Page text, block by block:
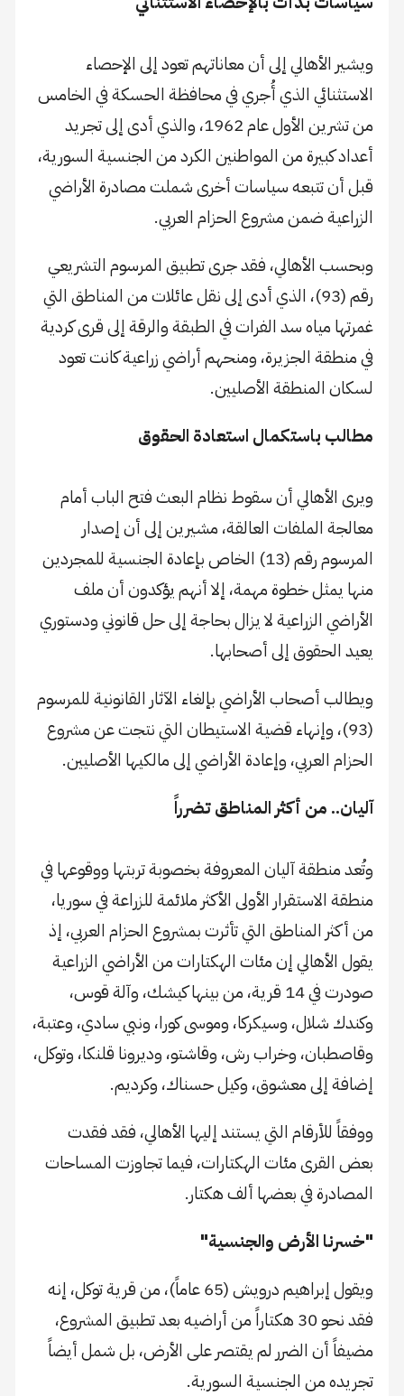
ويشير الأهالي إلى أن معاناتهم تعود إلى الإحصاء
الاستثنائي الذي أُجري في محافظة الحسكة في الخامس
من تشرين الأول عام 1962، والذي أدى إلى تجريد
أعداد كبيرة من المواطنين الكرد من الجنسية السورية،
قبل أن تتبعه سياسات أخرى شملت مصادرة الأراضي
الزراعية ضمن مشروع الحزام العربي.
وبحسب الأهالي، فقد جرى تطبيق المرسوم التشريعي
رقم (93)، الذي أدى إلى نقل عائلات من المناطق التي
غمرتها مياه سد الفرات في الطبقة والرقة إلى قرى كردية
في منطقة الجزيرة، ومنحهم أراضي زراعية كانت تعود
لسكان المنطقة الأصليين.
مطالب باستكمال استعادة الحقوق
ويرى الأهالي أن سقوط نظام البعث فتح الباب أمام
معالجة الملفات العالقة، مشيرين إلى أن إصدار
المرسوم رقم (13) الخاص بإعادة الجنسية للمجردين
منها يمثل خطوة مهمة، إلا أنهم يؤكدون أن ملف
الأراضي الزراعية لا يزال بحاجة إلى حل قانوني ودستوري
يعيد الحقوق إلى أصحابها.
ويطالب أصحاب الأراضي بإلغاء الآثار القانونية للمرسوم
(93)، وإنهاء قضية الاستيطان التي نتجت عن مشروع
الحزام العربي، وإعادة الأراضي إلى مالكيها الأصليين.
آليان.. من أكثر المناطق تضرراً
وتُعد منطقة آليان المعروفة بخصوبة تربتها ووقوعها في
منطقة الاستقرار الأولى الأكثر ملائمة للزراعة في سوريا،
من أكثر المناطق التي تأثرت بمشروع الحزام العربي، إذ
يقول الأهالي إن مئات الهكتارات من الأراضي الزراعية
صودرت في 14 قرية، من بينها كيشك، وآلة قوس،
وكندك شلال، وسيكركا، وموسى كورا، ونبي سادي، وعتبة،
وقاصطبان، وخراب رش، وقاشتو، وديرونا قلنكا، وتوكل،
إضافة إلى معشوق، وكيل حسناك، وكرديم.
ووفقاً للأرقام التي يستند إليها الأهالي، فقد فقدت
بعض القرى مئات الهكتارات، فيما تجاوزت المساحات
المصادرة في بعضها ألف هكتار.
"خسرنا الأرض والجنسية"
ويقول إبراهيم درويش (65 عاماً)، من قرية توكل، إنه
فقد نحو 30 هكتاراً من أراضيه بعد تطبيق المشروع،
مضيفاً أن الضرر لم يقتصر على الأرض، بل شمل أيضاً
تجريده من الجنسية السورية.